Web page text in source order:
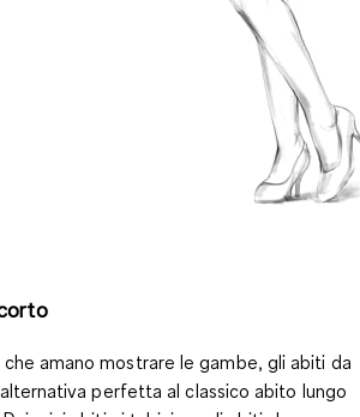
amano mostrare le gambe, gli abiti da
perfetta al classico abito lungo